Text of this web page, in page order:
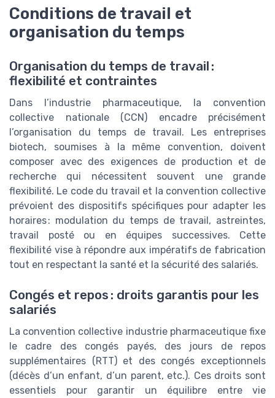
Conditions de travail et
organisation du temps
Organisation du temps de travail :
flexibilité et contraintes
Dans l’industrie pharmaceutique, la convention
collective nationale (CCN) encadre précisément
l’organisation du temps de travail. Les entreprises
biotech, soumises à la même convention, doivent
composer avec des exigences de production et de
recherche qui nécessitent souvent une grande
flexibilité. Le code du travail et la convention collective
prévoient des dispositifs spécifiques pour adapter les
horaires : modulation du temps de travail, astreintes,
travail posté ou en équipes successives. Cette
flexibilité vise à répondre aux impératifs de fabrication
tout en respectant la santé et la sécurité des salariés.
Congés et repos : droits garantis pour les
salariés
La convention collective industrie pharmaceutique fixe
le cadre des congés payés, des jours de repos
supplémentaires (RTT) et des congés exceptionnels
(décès d’un enfant, d’un parent, etc.). Ces droits sont
essentiels pour garantir un équilibre entre vie